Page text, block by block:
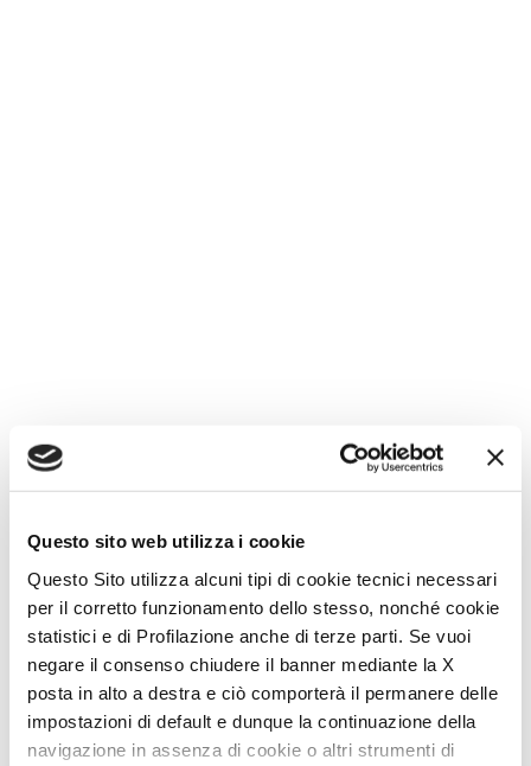
Questo sito web utilizza i cookie
Questo Sito utilizza alcuni tipi di cookie tecnici necessari
per il corretto funzionamento dello stesso, nonché cookie
statistici e di Profilazione anche di terze parti. Se vuoi
negare il consenso chiudere il banner mediante la X
posta in alto a destra e ciò comporterà il permanere delle
impostazioni di default e dunque la continuazione della
navigazione in assenza di cookie o altri strumenti di